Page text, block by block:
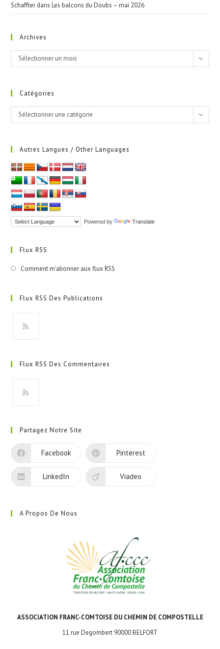
Schaffter dansLes balcons du Doubs – mai 2026
Archives
Archives
Sélectionner un mois
Catégories
Catégories
Sélectionner une catégorie
Autres Langues / Other Languages
Powered by Translate
Flux RSS
Comment m'abonner aux flux RSS
Flux RSS Des Publications
un
onglet
Flux RSS Des Commentaires
un
nouvel
Partagez Notre Site
Facebook Pinterest
LinkedIn Viadeo
A Propos De Nous
ASSOCIATION FRANC-COMTOISE DU CHEMIN DE COMPOSTELLE
11 rue Degombert 90000 BELFORT